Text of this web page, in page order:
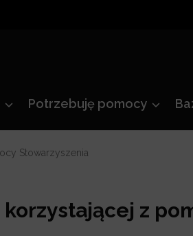
Potrzebuję pomocy
Stowarzyszenia
z